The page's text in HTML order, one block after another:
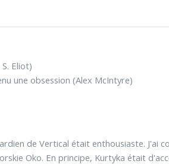
Eliot)
une obsession (Alex McIntyre)
de Vertical était enthousiaste. J'ai
Oko. En principe, Kurtyka était